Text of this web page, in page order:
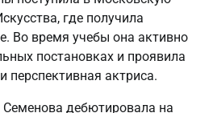
где получила
Во время учебы она активно
постановках и проявила
перспективная актриса.
Семенова дебютировала на